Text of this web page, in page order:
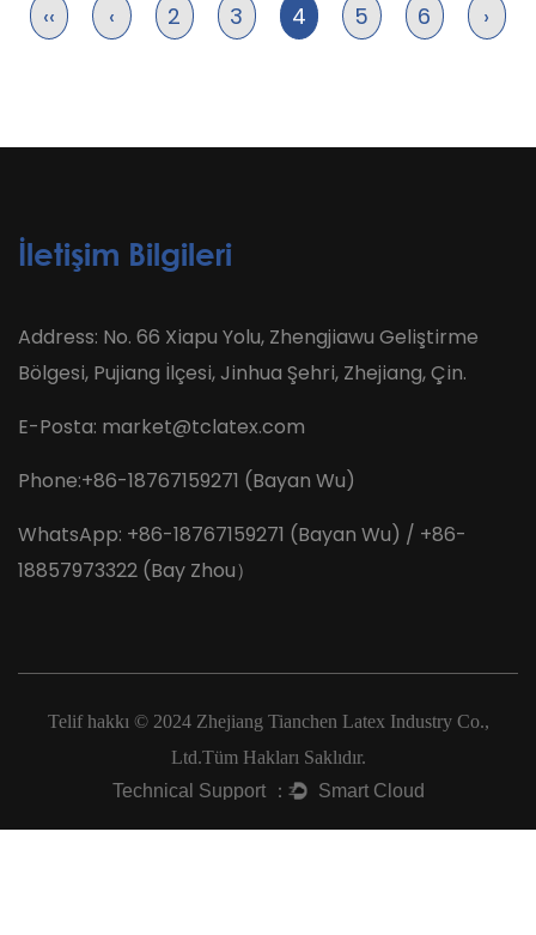
‹‹ ‹ 2 3 4 5 6 ›
İletişim Bilgileri
Address: No. 66 Xiapu Yolu, Zhengjiawu Geliştirme
Bölgesi, Pujiang İlçesi, Jinhua Şehri, Zhejiang, Çin.
E-Posta: market@tclatex.com
Phone:+86-18767159271 (Bayan Wu)
WhatsApp: +86-18767159271 (Bayan Wu) / +86-
18857973322 (Bay Zhou）
Telif hakkı © 2024 Zhejiang Tianchen Latex Industry Co.,
Ltd.Tüm Hakları Saklıdır.